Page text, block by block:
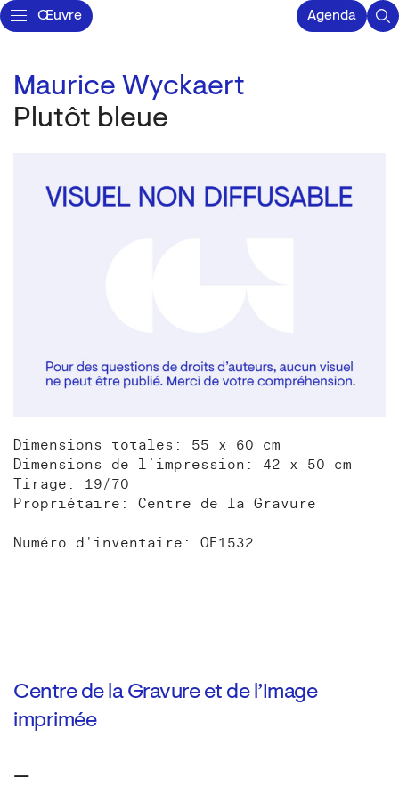
Œuvre Agenda
Maurice Wyckaert
Plutôt bleue
Dimensions totales: 55 x 60 cm
Dimensions de l’impression: 42 x 50 cm
Tirage: 19/70
Propriétaire: Centre de la Gravure
Numéro d'inventaire: OE1532
Centre de la Gravure et de l’Image
imprimée
—